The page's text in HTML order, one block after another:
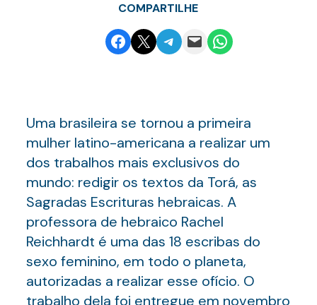
COMPARTILHE
Share on Facebook
Email this PageShare on Telegram
Email this PageShare on WhatsApp
Uma brasileira se tornou a primeira
mulher latino-americana a realizar um
dos trabalhos mais exclusivos do
mundo: redigir os textos da Torá, as
Sagradas Escrituras hebraicas. A
professora de hebraico Rachel
Reichhardt é uma das 18 escribas do
sexo feminino, em todo o planeta,
autorizadas a realizar esse ofício. O
trabalho dela foi entregue em novembro